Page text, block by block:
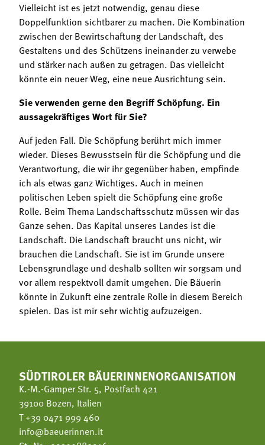
Vielleicht ist es jetzt notwendig, genau diese
Doppelfunktion sichtbarer zu machen. Die Kombination
zwischen der Bewirtschaftung der Landschaft, des
Gestaltens und des Schützens ineinander zu verwebe
und stärker nach außen zu getragen. Das vielleicht
könnte ein neuer Weg, eine neue Ausrichtung sein.
Sie verwenden gerne den Begriff Schöpfung. Ein
aussagekräftiges Wort für Sie?
Auf jeden Fall. Die Schöpfung berührt mich immer
wieder. Dieses Bewusstsein für die Schöpfung und die
Verantwortung, die wir ihr gegenüber haben, empfinde
ich als etwas ganz Wichtiges. Auch in meinen
politischen Leben spielt die Schöpfung eine große
Rolle. Beim Thema Landschaftsschutz müssen wir das
Ganze sehen. Das Kapital unseres Landes ist die
Landschaft. Die Landschaft braucht uns nicht, wir
brauchen die Landschaft. Sie ist im Grunde unsere
Lebensgrundlage und deshalb sollten wir sorgsam und
vor allem respektvoll damit umgehen. Die Bäuerin
könnte in Zukunft eine zentrale Rolle in diesem Bereich
spielen. Das ist mir sehr wichtig aufzuzeigen.
SÜDTIROLER BÄUERINNENORGANISATION
K.-M.-Gamper Str. 5, Postfach 421
39100 Bozen, Italien
T+39 0471 999 460
info@baeuerinnen.it